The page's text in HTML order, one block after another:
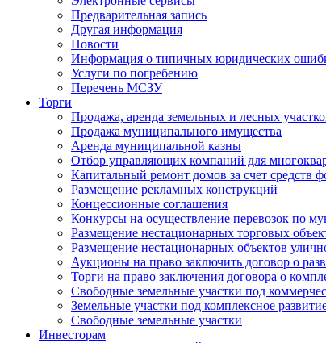
Предварительная запись
Другая информация
Новости
Информация о типичных юридических
Услуги по погребению
Перечень МСЗУ
Торги
Продажа, аренда земельных и лесных
Продажа муниципального имущества
Аренда муниципальной казны
Отбор управляющих компаний для
Капитальный ремонт домов за счет средств
Размещение рекламных конструкций
Концессионные соглашения
Конкурсы на осуществление перевозок по
Размещение нестационарных торговых
Размещение нестационарных объектов
Аукционы на право заключить договор о
Торги на право заключения договора о
Свободные земельные участки под
Земельные участки под комплексное
Свободные земельные участки
Инвесторам